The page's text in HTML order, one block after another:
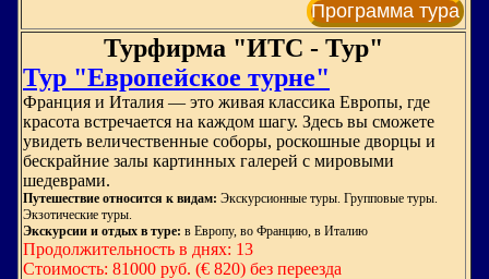
Программа тура
Турфирма "ИТС - Тур"
Тур "Европейское турне"
Франция и Италия — это живая классика Европы, где
красота встречается на каждом шагу. Здесь вы сможете
увидеть величественные соборы, роскошные дворцы и
бескрайние залы картинных галерей с мировыми
шедеврами.
Путешествие относится к видам: Экскурсионные туры. Групповые туры.
Экзотические туры.
Экскурсии и отдых в туре: в Европу, во Францию, в Италию
Продолжительность в днях: 13
Стоимость: 81000 руб. (€ 820) без переезда